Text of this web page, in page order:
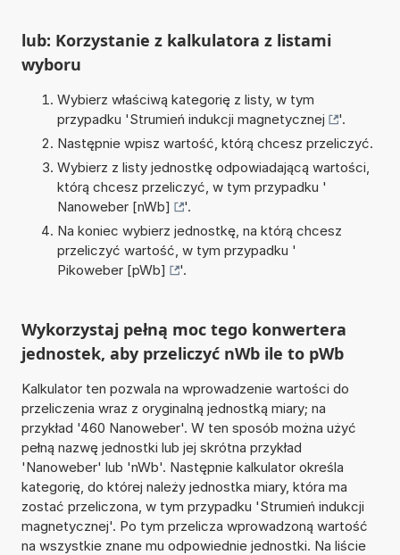
lub: Korzystanie z kalkulatora z listami
wyboru
Wybierz właściwą kategorię z listy, w tym
przypadku 'Strumień indukcji magnetycznej
'.
Następnie wpisz wartość, którą chcesz przeliczyć.
Wybierz z listy jednostkę odpowiadającą wartości,
którą chcesz przeliczyć, w tym przypadku '
Nanoweber [nWb]
'.
Na koniec wybierz jednostkę, na którą chcesz
przeliczyć wartość, w tym przypadku '
Pikoweber [pWb]
'.
Wykorzystaj pełną moc tego konwertera
jednostek, aby przeliczyć nWb ile to pWb
Kalkulator ten pozwala na wprowadzenie wartości do
przeliczenia wraz z oryginalną jednostką miary; na
przykład '460 Nanoweber'. W ten sposób można użyć
pełną nazwę jednostki lub jej skrótna przykład
'Nanoweber' lub 'nWb'. Następnie kalkulator określa
kategorię, do której należy jednostka miary, która ma
zostać przeliczona, w tym przypadku 'Strumień indukcji
magnetycznej'. Po tym przelicza wprowadzoną wartość
na wszystkie znane mu odpowiednie jednostki. Na liście